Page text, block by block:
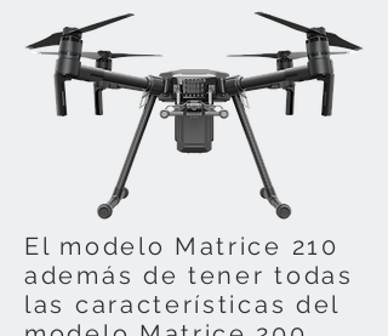
El modelo Matrice 210
además de tener todas
las características del